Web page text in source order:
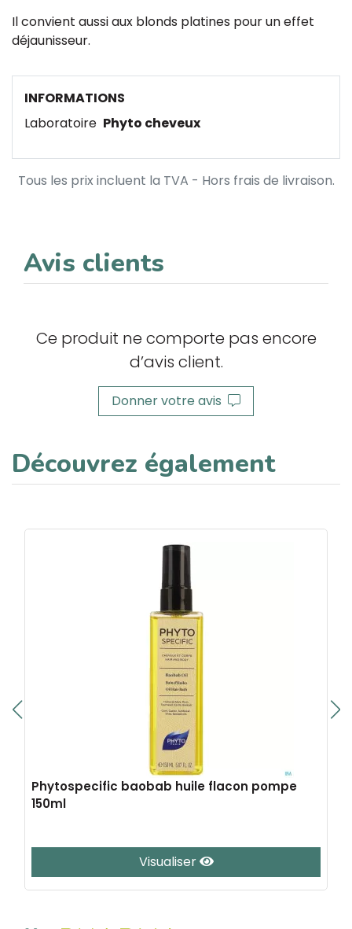
Il convient aussi aux blonds platines pour un effet
déjaunisseur.
INFORMATIONS
Laboratoire Phyto cheveux
Tous les prix incluent la TVA - Hors frais de livraison.
Avis clients
Ce produit ne comporte pas encore
d’avis client.
Donner votre avis
Découvrez également
Phytospecific baobab huile flacon pompe
150ml
Visualiser